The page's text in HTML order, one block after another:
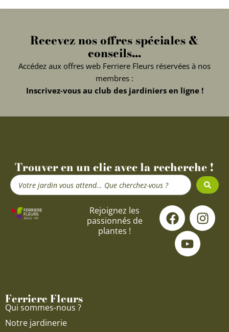
Recevez nos offres spéciales &
conseils...
Accédez aux offres web Ferriere Fleurs réservées à nos
membres :
Inscrivez-vous au club des jardiniers en ligne !
Trouver en un clic avec la recherche !
Search
...
Rejoignez les
passionnés de
plantes !
F
a
c
e
I
n
s
Y
o
u
t
u
Ferriere Fleurs
Qui sommes-nous ?
Notre jardinerie